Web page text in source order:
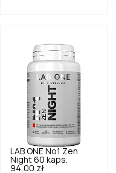
LAB ONE No1 Zen
Night 60 kaps.
94,00 zł